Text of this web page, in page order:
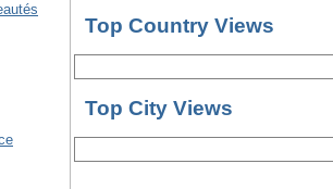
Top Country Views
Top City Views